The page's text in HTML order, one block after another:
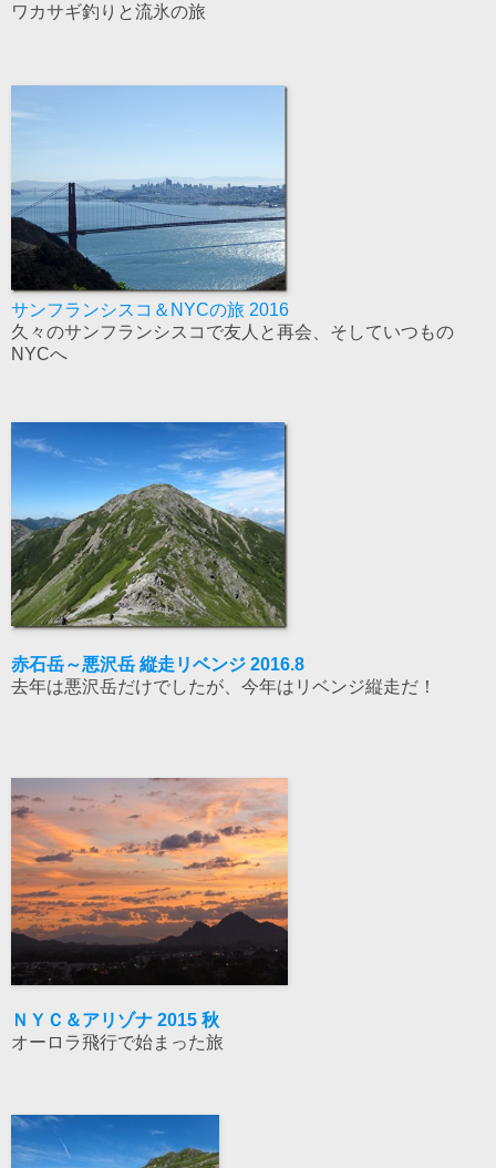
ワカサギ釣りと流氷の旅
サンフランシスコ＆NYCの旅 2016
久々のサンフランシスコで友人と再会、そしていつもの
NYCへ
赤石岳～悪沢岳 縦走リベンジ 2016.8
去年は悪沢岳だけでしたが、今年はリベンジ縦走だ！
ＮＹＣ＆アリゾナ 2015 秋
オーロラ飛行で始まった旅